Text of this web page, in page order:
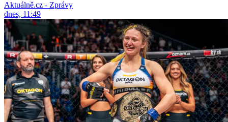
Aktuálně.cz - Zprávy
dnes, 11:49